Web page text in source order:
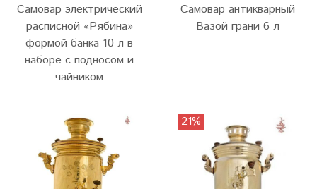
Самовар электрический
расписной «Рябина»
формой банка 10 л в
наборе с подносом и
чайником
Самовар антикварный
Вазой грани 6 л
21%